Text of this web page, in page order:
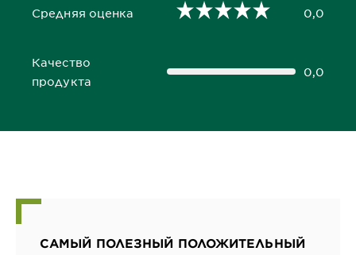
Средняя оценка
0,0 out of 5 stars 0,0
Качество
продукта
0,0 out of 5 stars 0,0
САМЫЙ ПОЛЕЗНЫЙ ПОЛОЖИТЕЛЬНЫЙ